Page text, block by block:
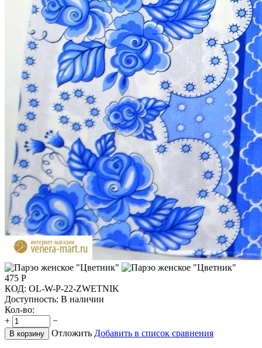
475 Р
КОД: OL-W-P-22-ZWETNIK
Доступность: В наличии
Кол-во:
+
−
В корзину Отложить Добавить в список сравнения